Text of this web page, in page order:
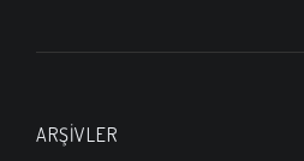
ARŞIVLER